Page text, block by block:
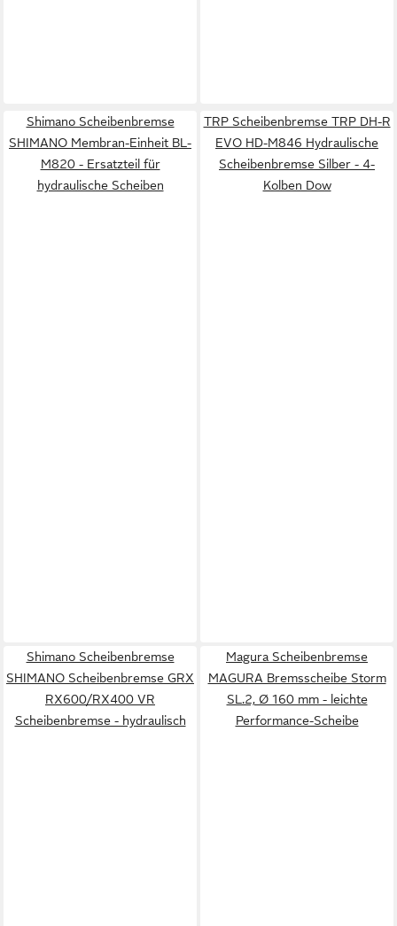
Shimano Scheibenbremse
SHIMANO Membran-Einheit BL-
M820 - Ersatzteil für
hydraulische Scheiben
TRP Scheibenbremse TRP DH-R
EVO HD-M846 Hydraulische
Scheibenbremse Silber - 4-
Kolben Dow
Shimano Scheibenbremse
SHIMANO Scheibenbremse GRX
RX600/RX400 VR
Scheibenbremse - hydraulisch
Magura Scheibenbremse
MAGURA Bremsscheibe Storm
SL.2, Ø 160 mm - leichte
Performance-Scheibe